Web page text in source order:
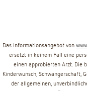
Das Informationsangebot von
ersetzt in keinem Fall eine
einen approbierten Arzt. Die
Kinderwunsch, Schwangerschaft,
der allgemeinen,